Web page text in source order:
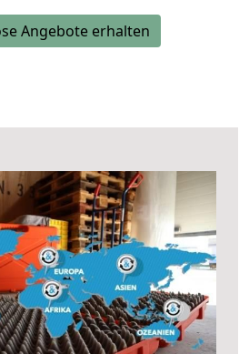
Angebote erhalten